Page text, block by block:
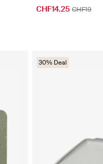
CHF14.25 CHF19
30% Deal